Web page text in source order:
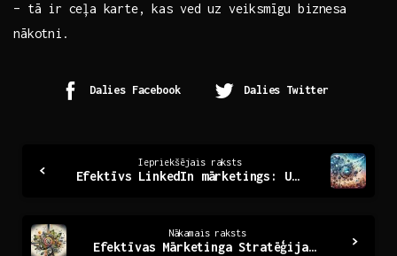
– tā ir ⁣ceļa⁢ karte, kas ved uz‍ veiksmīgu biznesa
nākotni.
Dalies Facebook Dalies Twitter
Reading
Iepriekšējais raksts
Efektīvs LinkedIn mārketings: Uzziniet, kā izvēlēties aģentūru
Nākamais raksts
Efektīvas Mārketinga Stratēģijas: Ceļš uz Panākumiem